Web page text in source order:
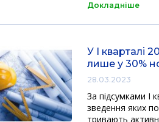
Докладніше
У I кварталі
лише у 30%
28.03.2023
За підсумками I
зведення яких
тривають